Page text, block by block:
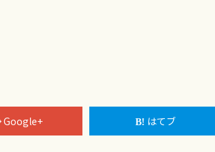
Google+ はてブ